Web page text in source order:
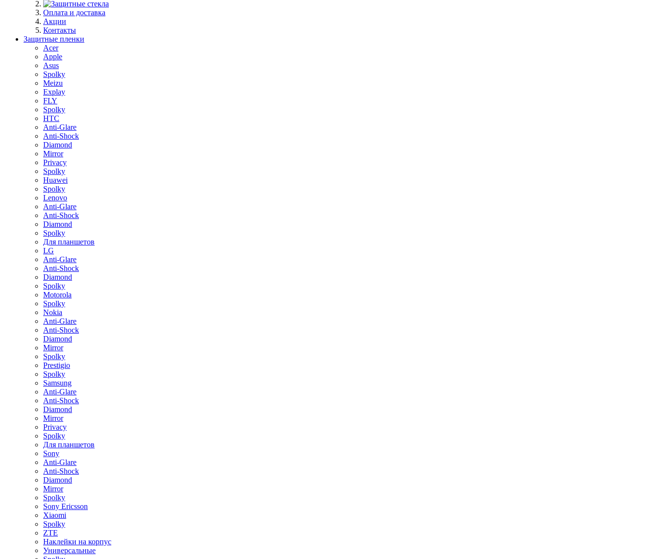
Оплата и доставка
Акции
Контакты
Защитные пленки
Acer
Apple
Asus
Spolky
Meizu
Explay
FLY
Spolky
HTC
Anti-Glare
Anti-Shock
Diamond
Mirror
Privacy
Spolky
Huawei
Spolky
Lenovo
Anti-Glare
Anti-Shock
Diamond
Spolky
Для планшетов
LG
Anti-Glare
Anti-Shock
Diamond
Spolky
Motorola
Spolky
Nokia
Anti-Glare
Anti-Shock
Diamond
Mirror
Spolky
Prestigio
Spolky
Samsung
Anti-Glare
Anti-Shock
Diamond
Mirror
Privacy
Spolky
Для планшетов
Sony
Anti-Glare
Anti-Shock
Diamond
Mirror
Spolky
Sony Ericsson
Xiaomi
Spolky
ZTE
Наклейки на корпус
Универсальные